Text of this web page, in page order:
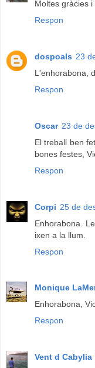
Moltes gràcies
Respon
dospoals 23
L'enhorabona,
Respon
Oscar 23 de
El treball ben
bones festes,
Respon
Corpi 25 de
Enhorabona.
ixen a la llum.
Respon
Monique
Enhorabona,
Respon
Vent d Cabylia